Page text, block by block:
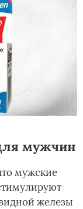
мужчин
мужские
железы